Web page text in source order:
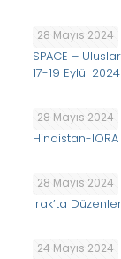
28 Mayıs 2024
SPACE –
17-19 Eylül 2024
28 Mayıs 2024
Hindistan-
28 Mayıs 2024
Irak’ta
24 Mayıs 2024